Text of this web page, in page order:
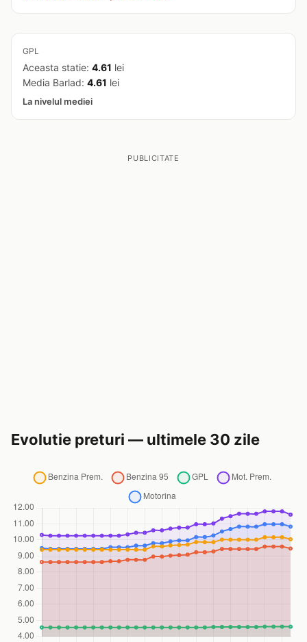
GPL
Aceasta statie: 4.61 lei
Media Barlad: 4.61 lei
La nivelul mediei
PUBLICITATE
Evolutie preturi — ultimele 30 zile